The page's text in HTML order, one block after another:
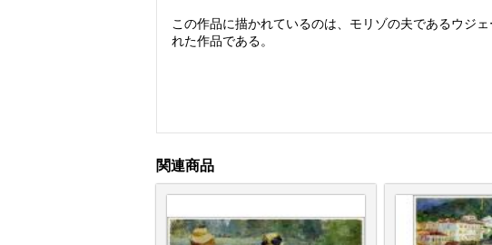
この作品に描かれているのは、モリゾの夫であるウジ
れた作品である。
関連商品